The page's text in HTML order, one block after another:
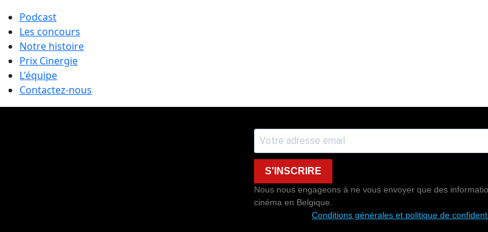
Podcast
Les concours
Notre histoire
Prix Cinergie
L'équipe
Contactez-nous
S'INSCRIRE
Nous nous engageons à ne vous envoyer que des
cinéma en Belgique.
Conditions générales et politique de